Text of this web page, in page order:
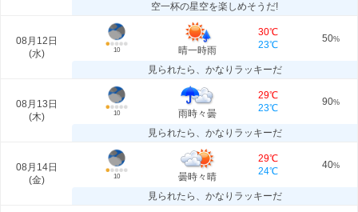
空一杯の星空を楽しめそうだ!
08月12日
(水) 10 晴一時雨
30℃
23℃
50%
見られたら、かなりラッキーだ
08月13日
(木) 10 雨時々曇
29℃
23℃
90%
見られたら、かなりラッキーだ
08月14日
(金) 10 曇時々晴
29℃
24℃
40%
見られたら、かなりラッキーだ